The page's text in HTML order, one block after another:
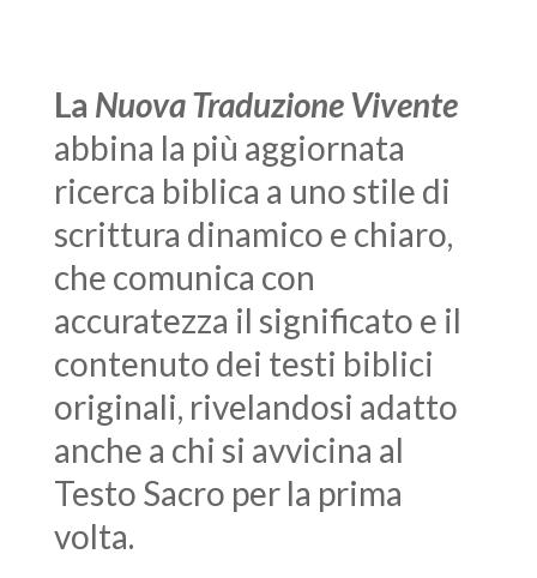
La Nuova Traduzione Vivente
abbina la più aggiornata
ricerca biblica a uno stile di
scrittura dinamico e chiaro,
che comunica con
accuratezza il significato e il
contenuto dei testi biblici
originali, rivelandosi adatto
anche a chi si avvicina al
Testo Sacro per la prima
volta.